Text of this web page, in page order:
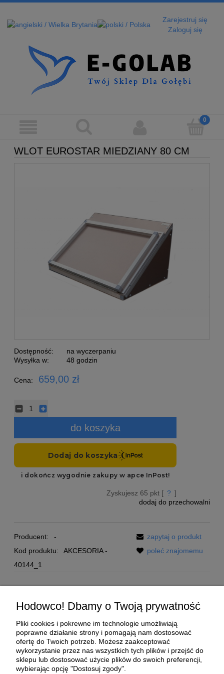
Zarejestruj się
Zaloguj się
WLOT EUROSTAR MIEDZIANY 80 CM
Dostępność:
na wyczerpaniu
Wysyłka w:
48 godzin
Cena: 659,00 zł
do koszyka
Zyskujesz 65 pkt [ ? ]
dodaj do przechowalni
Producent:
-
Kod produktu:
AKCESORIA -
40144_1
zapytaj o produkt
poleć znajomemu
Moje konto
Płatności i dostawa
Hodowco! Dbamy o Twoją prywatność
Pliki cookies i pokrewne im technologie umożliwiają
poprawne działanie strony i pomagają nam dostosować
ofertę do Twoich potrzeb. Możesz zaakceptować
wykorzystanie przez nas wszystkich tych plików i przejść do
sklepu lub dostosować użycie plików do swoich preferencji,
wybierając opcję "Dostosuj zgody".